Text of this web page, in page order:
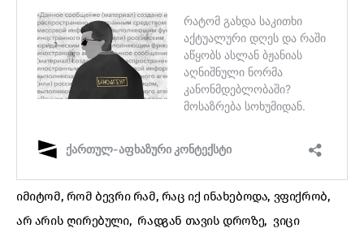
იმიტომ, რომ ბევრი რამ, რაც იქ ინახებოდა, ვფიქრობ,
არ არის ღირებული, რადგან თავის დროზე, ვიცი